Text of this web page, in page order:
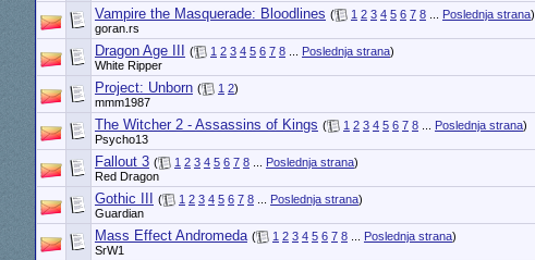
Vampire the Masquerade: Bloodlines ( 1 2 3 4 5 6 7 8... Poslednja strana)
goran.rs
Dragon Age III
( 1 2 3 4 5 6 7 8... Poslednja strana)
White Ripper
Project: Unborn ( 1 2)
mmm1987
The Witcher 2 - Assassins of Kings ( 1 2 3 4 5 6 7 8... Poslednja strana)
Psycho13
Fallout 3 ( 1 2 3 4 5 6 7 8... Poslednja strana)
Red Dragon
Gothic III
( 1 2 3 4 5 6 7 8... Poslednja strana)
Guardian
Mass Effect Andromeda ( 1 2 3 4 5 6 7 8... Poslednja strana)
SrW1